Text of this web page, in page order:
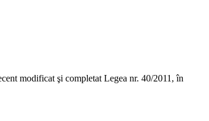
modificat şi completat Legea nr. 40/2011, în